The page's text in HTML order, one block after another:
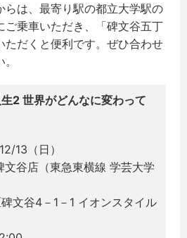
は、最寄り駅の都立大学駅の
ご乗車いただき、「碑文谷五丁
ただくと便利です。ぜひ合わせ
2 世界がどんなに変わって
13（日）
谷店（東急東横線 学芸大学
文谷4－1－1 イオンスタイル